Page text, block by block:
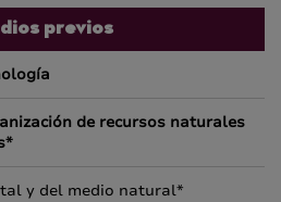
previos
de recursos naturales
y del medio natural*